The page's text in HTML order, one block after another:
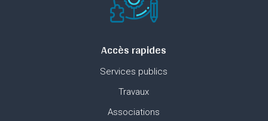
Accès rapides
Services publics
Travaux
Associations